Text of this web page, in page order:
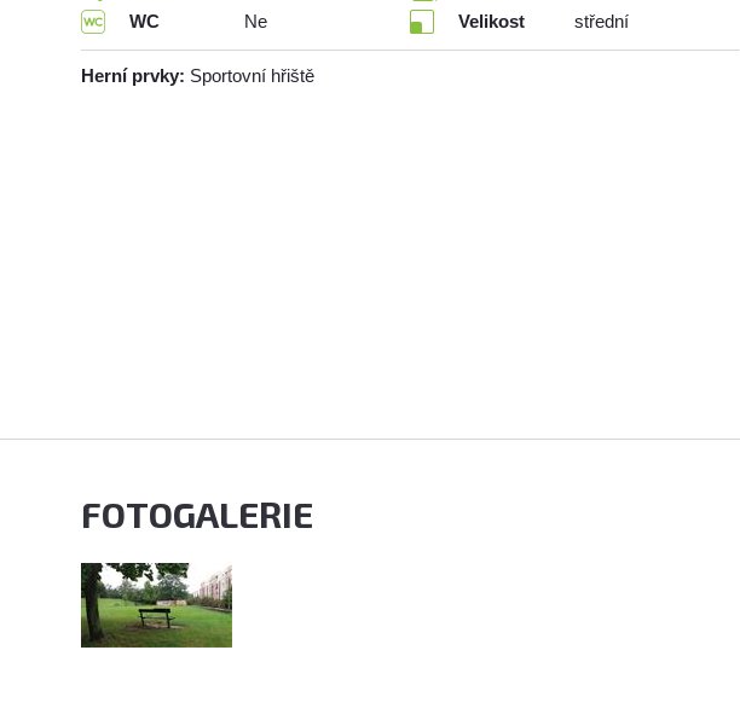
WC
Ne
Velikost
střední
Herní prvky: Sportovní hřiště
FOTOGALERIE